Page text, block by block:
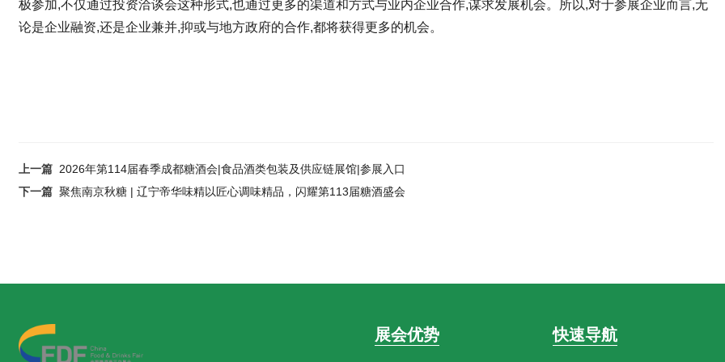
极参加,不仅通过投资洽谈会这种形式,也通过更多的渠道和方式与业内企业合作,谋求发展机会。所以,对于参展企业而言,无
论是企业融资,还是企业兼并,抑或与地方政府的合作,都将获得更多的机会。
上一篇 2026年第114届春季成都糖酒会|食品酒类包装及供应链展馆|参展入口
下一篇 聚焦南京秋糖 | 辽宁帝华味精以匠心调味精品，闪耀第113届糖酒盛会
展会优势 快速导航